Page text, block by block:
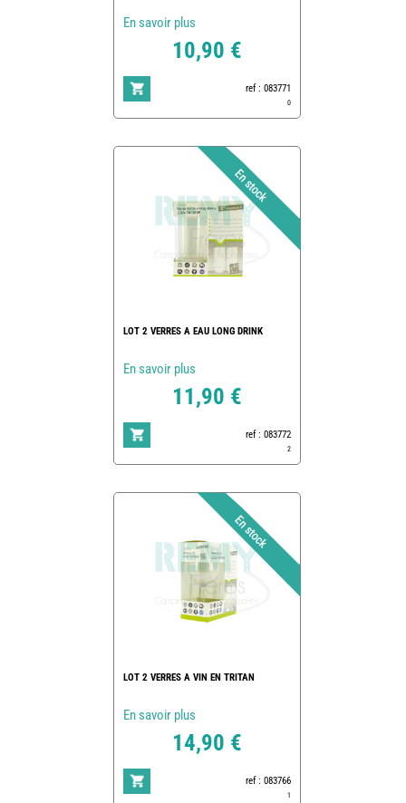
En savoir plus
10,90 €
ref : 083771
0
LOT 2 VERRES A EAU LONG DRINK
En savoir plus
11,90 €
ref : 083772
2
LOT 2 VERRES A VIN EN TRITAN
En savoir plus
14,90 €
ref : 083766
1